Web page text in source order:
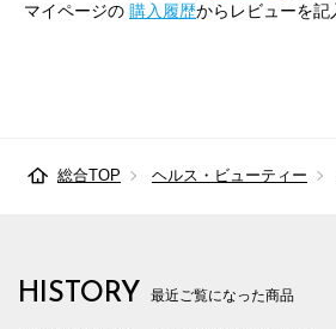
マイページの 購入履歴からレビューを記
総合TOP ヘルス・ビューティー
HISTORY 最近ご覧になった商品